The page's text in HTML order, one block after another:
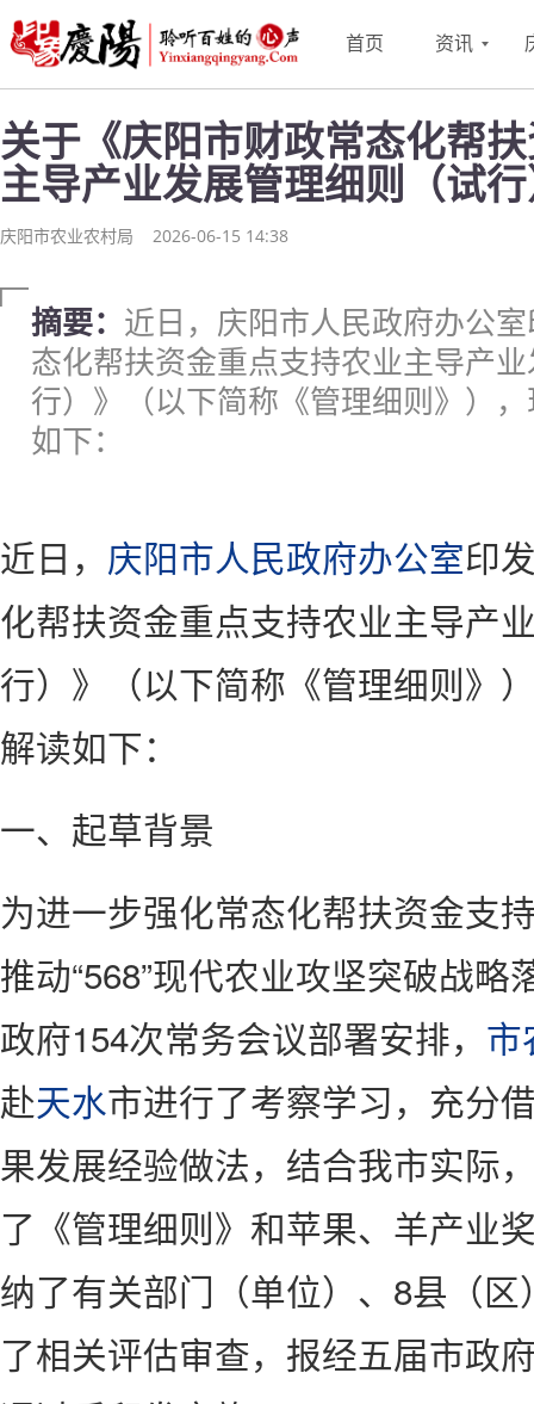
首页 资讯
关于《庆阳市财政常态化帮
主导产业发展管理细则（试
庆阳市农业农村局 2026-06-15 14:38
摘要： 近日，庆阳市人民政府办公
态化帮扶资金重点支持农业主导产
行）》（以下简称《管理细则》）
如下：
近日， 庆阳市人民政府办公室印
化帮扶资金重点支持农业主导产
行）》（以下简称《管理细则》
解读如下：
一、起草背景
为进一步强化常态化帮扶资金支
推动“568”现代农业攻坚突破战
政府154次常务会议部署安排， 市
赴天水市进行了考察学习，充分
果发展经验做法，结合我市实际
了《管理细则》和苹果、羊产业
纳了有关部门（单位）、8县（
了相关评估审查，报经五届市政